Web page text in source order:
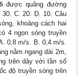
được quãng đường
C. 20. D. 10. Câu
khoảng cách hai
4 ngọn sóng truyền
0,8 m/s. B. 0,4 m/s.
nằm ngang dài 2m,
trên dây với tần số
độ truyền sóng trên